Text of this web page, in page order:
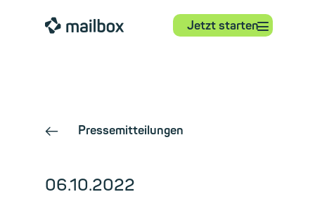
mailbox Jetzt starten⋮
← Pressemitteilungen
06.10.2022